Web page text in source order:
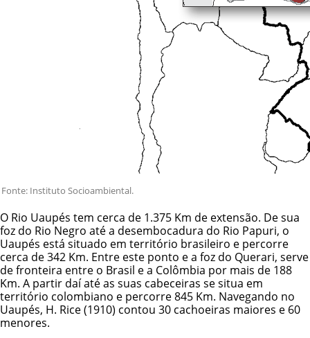
Fonte: Instituto Socioambiental.
O Rio Uaupés tem cerca de 1.375 Km de extensão. De sua
foz do Rio Negro até a desembocadura do Rio Papuri, o
Uaupés está situado em território brasileiro e percorre
cerca de 342 Km. Entre este ponto e a foz do Querari, serve
de fronteira entre o Brasil e a Colômbia por mais de 188
Km. A partir daí até as suas cabeceiras se situa em
território colombiano e percorre 845 Km. Navegando no
Uaupés, H. Rice (1910) contou 30 cachoeiras maiores e 60
menores.